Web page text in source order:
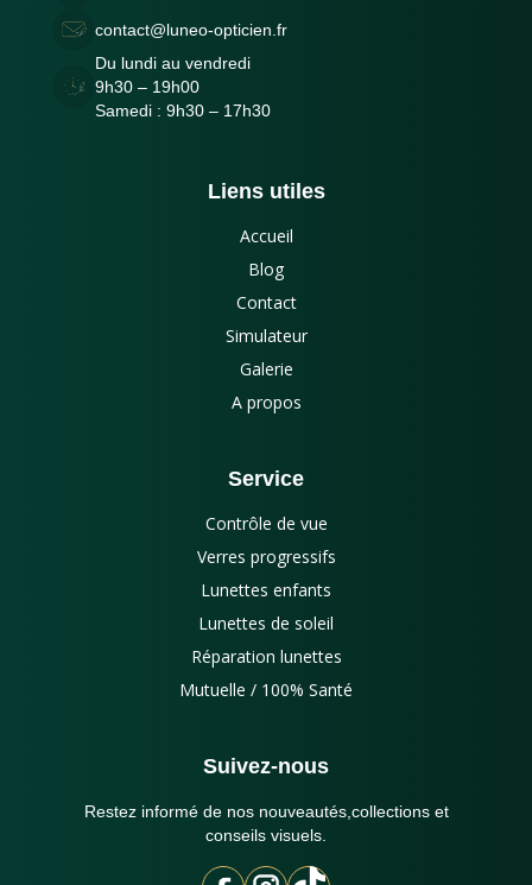
contact@luneo-opticien.fr
Du lundi au vendredi
9h30 – 19h00
Samedi : 9h30 – 17h30
Liens utiles
Accueil
Blog
Contact
Simulateur
Galerie
A propos
Service
Contrôle de vue
Verres progressifs
Lunettes enfants
Lunettes de soleil
Réparation lunettes
Mutuelle / 100% Santé
Suivez-nous
Restez informé de nos nouveautés,collections et
conseils visuels.